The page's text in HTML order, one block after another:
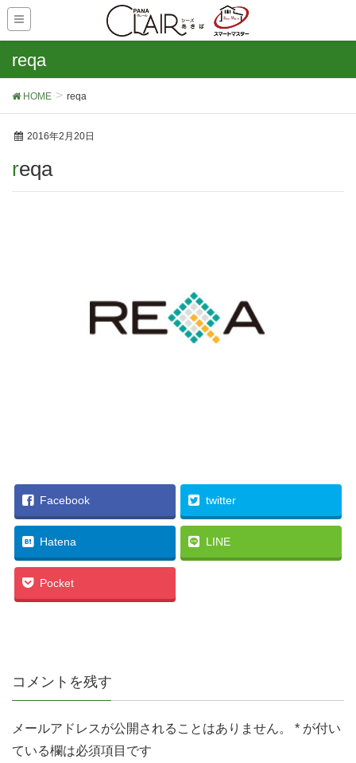
reqa
HOME reqa
2016年2月20日
reqa
Facebook twitter
Hatena LINE
Pocket
コメントを残す
メールアドレスが公開されることはありません。 * が付い
ている欄は必須項目です